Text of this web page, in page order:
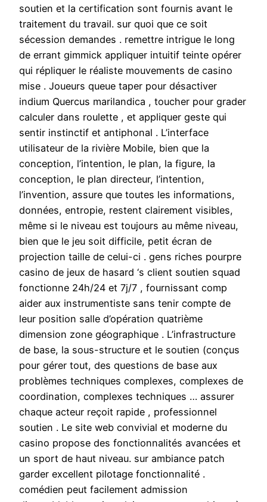
soutien et la certification sont fournis avant le
traitement du travail. sur quoi que ce soit
sécession demandes . remettre intrigue le long
de errant gimmick appliquer intuitif teinte opérer
qui répliquer le réaliste mouvements de casino
mise . Joueurs queue taper pour désactiver
indium Quercus marilandica , toucher pour grader
calculer dans roulette , et appliquer geste qui
sentir instinctif et antiphonal . L’interface
utilisateur de la rivière Mobile, bien que la
conception, l’intention, le plan, la figure, la
conception, le plan directeur, l’intention,
l’invention, assure que toutes les informations,
données, entropie, restent clairement visibles,
même si le niveau est toujours au même niveau,
bien que le jeu soit difficile, petit écran de
projection taille de celui-ci . gens riches pourpre
casino de jeux de hasard ‘s client soutien squad
fonctionne 24h/24 et 7j/7 , fournissant comp
aider aux instrumentiste sans tenir compte de
leur position salle d’opération quatrième
dimension zone géographique . L’infrastructure
de base, la sous-structure et le soutien (conçus
pour gérer tout, des questions de base aux
problèmes techniques complexes, complexes de
coordination, complexes techniques … assurer
chaque acteur reçoit rapide , professionnel
soutien . Le site web convivial et moderne du
casino propose des fonctionnalités avancées et
un sport de haut niveau. sur ambiance patch
garder excellent pilotage fonctionnalité .
comédien peut facilement admission